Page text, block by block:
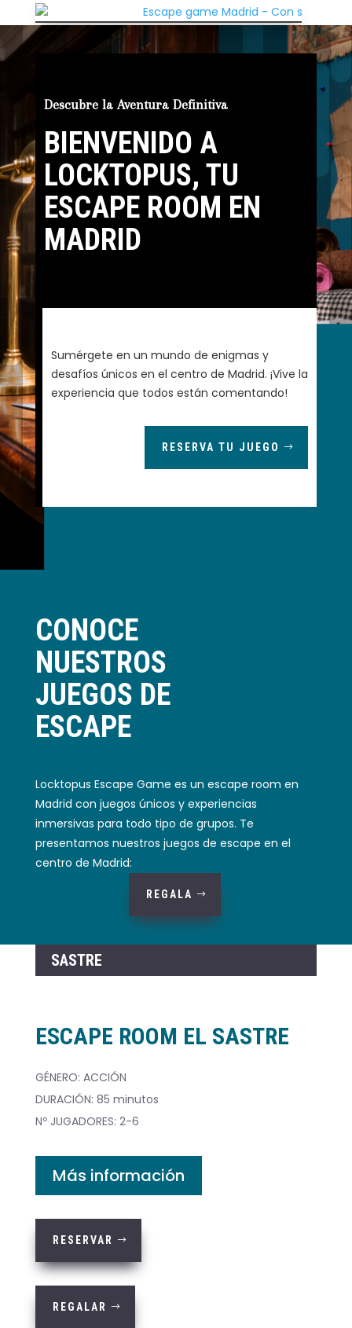
Descubre la Aventura Definitiva
BIENVENIDO A
LOCKTOPUS, TU
ESCAPE ROOM EN
MADRID
Sumérgete en un mundo de enigmas y
desafíos únicos en el centro de Madrid. ¡Vive la
experiencia que todos están comentando!
RESERVA TU JUEGO
CONOCE
NUESTROS
JUEGOS DE
ESCAPE
Locktopus Escape Game es un escape room en
Madrid con juegos únicos y experiencias
inmersivas para todo tipo de grupos. Te
presentamos nuestros juegos de escape en el
centro de Madrid:
REGALA
SASTRE
ESCAPE ROOM EL SASTRE
GÉNERO: ACCIÓN
DURACIÓN: 85 minutos
Nº JUGADORES: 2-6
Más información
RESERVAR
REGALAR